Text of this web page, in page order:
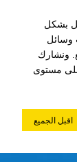
بشكل
وسائل
ونشارك
مستوى
اقبل الجميع